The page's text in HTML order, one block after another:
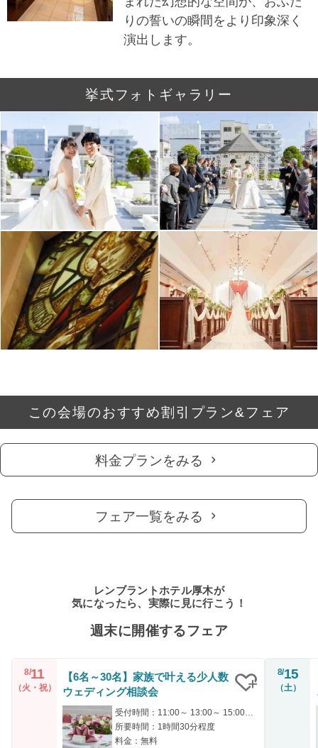
りの誓いの瞬間をより印象深く
演出します。
挙式フォトギャラリー
この会場のおすすめ割引プラン&フェア
料金プランをみる
フェア一覧をみる
レンブラントホテル厚木が
気になったら、実際に見に行こう！
週末に開催するフェア
8/11
（火・祝）
【6名～30名】家族で叶える少人数
ウェディング相談会
所要時間：1時間30分程度
料金：無料
8/15
（土）